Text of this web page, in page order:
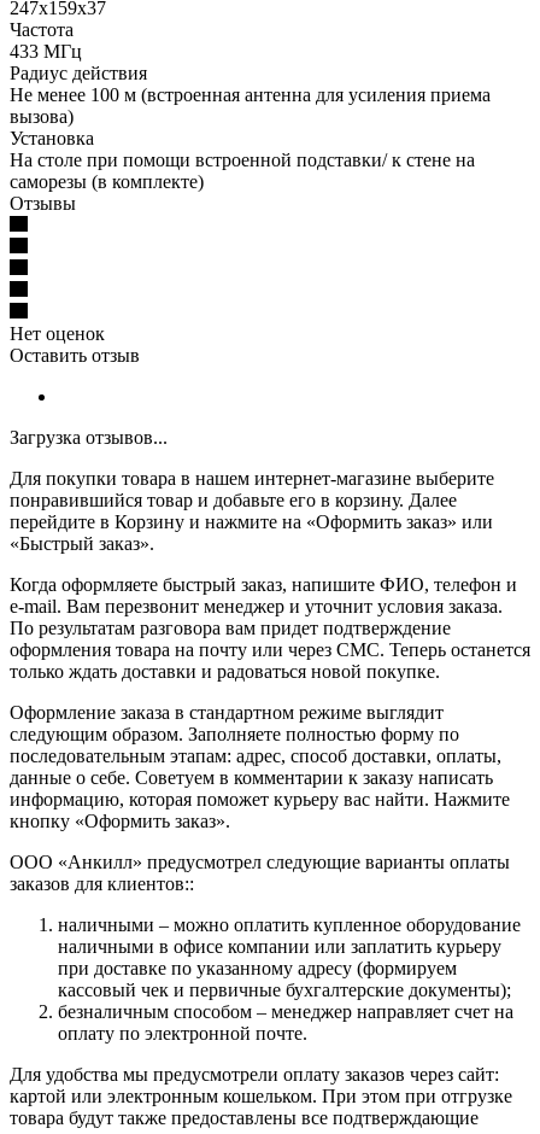
247x159x37
Частота
433 МГц
Радиус действия
Не менее 100 м (встроенная антенна для усиления приема
вызова)
Установка
На столе при помощи встроенной подставки/ к стене на
саморезы (в комплекте)
Отзывы
Нет оценок
Оставить отзыв
Загрузка отзывов...
Для покупки товара в нашем интернет-магазине выберите
понравившийся товар и добавьте его в корзину. Далее
перейдите в Корзину и нажмите на «Оформить заказ» или
«Быстрый заказ».
Когда оформляете быстрый заказ, напишите ФИО, телефон и
e-mail. Вам перезвонит менеджер и уточнит условия заказа.
По результатам разговора вам придет подтверждение
оформления товара на почту или через СМС. Теперь останется
только ждать доставки и радоваться новой покупке.
Оформление заказа в стандартном режиме выглядит
следующим образом. Заполняете полностью форму по
последовательным этапам: адрес, способ доставки, оплаты,
данные о себе. Советуем в комментарии к заказу написать
информацию, которая поможет курьеру вас найти. Нажмите
кнопку «Оформить заказ».
ООО «Анкилл» предусмотрел следующие варианты оплаты
заказов для клиентов::
наличными – можно оплатить купленное оборудование
наличными в офисе компании или заплатить курьеру
при доставке по указанному адресу (формируем
кассовый чек и первичные бухгалтерские документы);
безналичным способом – менеджер направляет счет на
оплату по электронной почте.
Для удобства мы предусмотрели оплату заказов через сайт:
картой или электронным кошельком. При этом при отгрузке
товара будут также предоставлены все подтверждающие